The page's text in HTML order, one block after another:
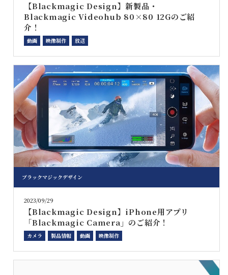
【Blackmagic Design】新製品・
Blackmagic Videohub 80×80 12Gのご紹
介！
動画 映像制作 放送
ブラックマジックデザイン
2023/09/29
【Blackmagic Design】iPhone用アプリ
「Blackmagic Camera」のご紹介！
カメラ 製品情報 動画 映像制作